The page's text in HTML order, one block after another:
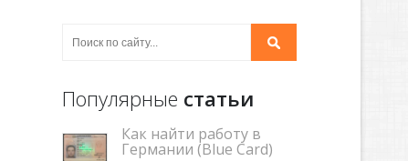
Популярные статьи
Как найти работу в
Германии (Blue Card)